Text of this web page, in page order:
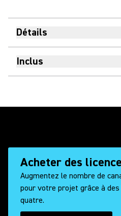
Détails
Inclus
Acheter des
Augmentez le nombre de
pour votre projet grâce à
quatre.